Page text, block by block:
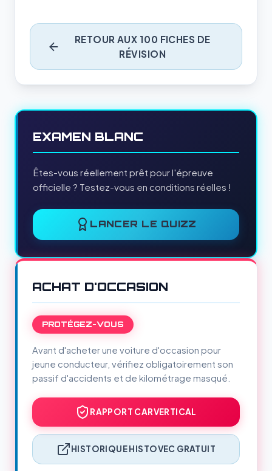
RETOUR AUX 100 FICHES DE
RÉVISION
EXAMEN BLANC
Êtes-vous réellement prêt pour l'épreuve
officielle ? Testez-vous en conditions réelles !
LANCER LE QUIZZ
ACHAT D'OCCASION
PROTÉGEZ-VOUS
Avant d'acheter une voiture d'occasion pour
jeune conducteur, vérifiez obligatoirement son
passif d'accidents et de kilométrage masqué.
RAPPORT CARVERTICAL
HISTORIQUE HISTOVEC GRATUIT